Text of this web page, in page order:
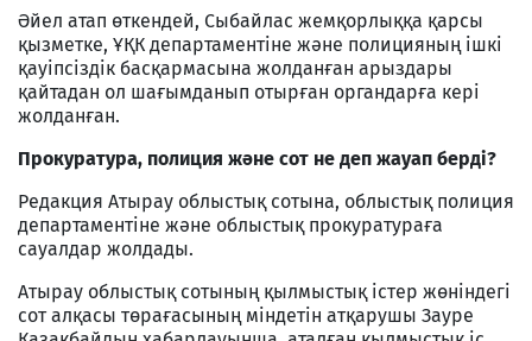
Әйел атап өткендей, Сыбайлас жемқорлыққа қарсы
қызметке, ҰҚК департаментіне және полицияның ішкі
қауіпсіздік басқармасына жолданған арыздары
қайтадан ол шағымданып отырған органдарға кері
жолданған.
Прокуратура, полиция және сот не деп жауап берді?
Редакция Атырау облыстық сотына, облыстық полиция
департаментіне және облыстық прокуратураға
сауалдар жолдады.
Атырау облыстық сотының қылмыстық істер жөніндегі
сот алқасы төрағасының міндетін атқарушы Зауре